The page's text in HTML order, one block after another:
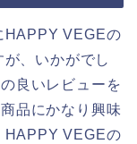
HAPPY VEGEの
、いかがでし
良いレビューを
品にかなり興味
HAPPY VEGEの